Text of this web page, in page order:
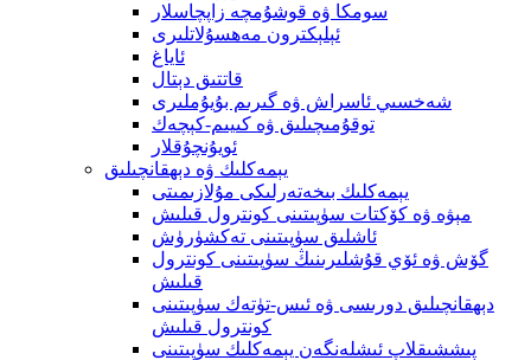
سومكا ۋە قوشۇمچە زاپچاسلار
ئېلېكترون مەھسۇلاتلىرى
ئاياغ
قاتتىق دېتال
شەخسىي ئاسراش ۋە گىرىم بۇيۇملىرى
توقۇمىچىلىق ۋە كىيىم-كېچەك
ئويۇنچۇقلار
يېمەكلىك ۋە دېھقانچىلىق
يېمەكلىك بىخەتەرلىكى مۇلازىمىتى
مېۋە ۋە كۆكتات سۈپىتىنى كونترول قىلىش
ئاشلىق سۈپىتىنى تەكشۈرۈش
گۆش ۋە ئۆي قۇشلىرىنىڭ سۈپىتىنى كونترول
قىلىش
دېھقانچىلىق دورىسى ۋە ئىس-تۈتەك سۈپىتىنى
كونترول قىلىش
پىششىقلاپ ئىشلەنگەن يېمەكلىك سۈپىتىنى